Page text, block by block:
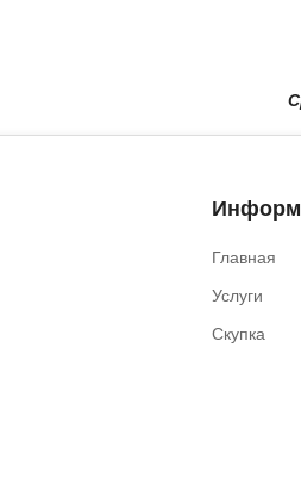
Главная
Услуги
Скупка